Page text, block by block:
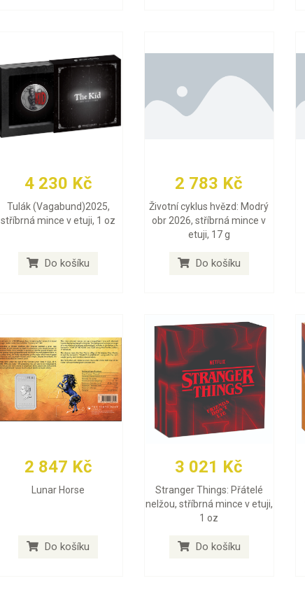
4 230 Kč
Tulák (Vagabund)2025,
stříbrná mince v etuji, 1 oz
Do košíku
2 783 Kč
Životní cyklus hvězd: Modrý
obr 2026, stříbrná mince v
etuji, 17 g
Do košíku
2 847 Kč
Lunar Horse
Do košíku
3 021 Kč
Stranger Things: Přátelé
nelžou, stříbrná mince v etuji,
1 oz
Do košíku